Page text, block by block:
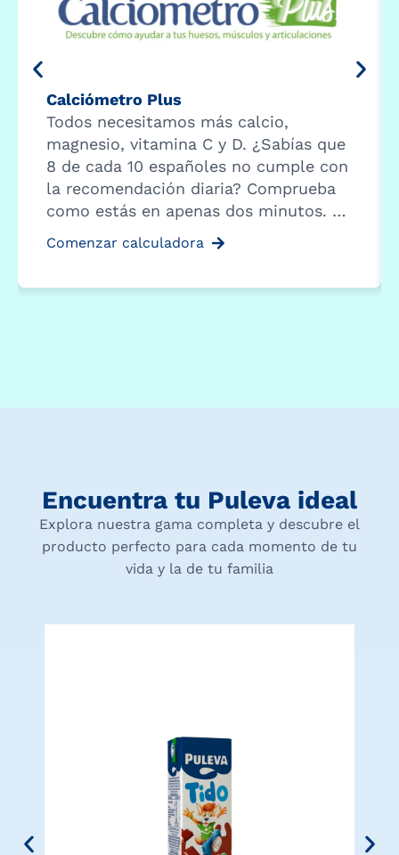
Calciómetro Plus
Todos necesitamos más calcio,
magnesio, vitamina C y D. ¿Sabías que
8 de cada 10 españoles no cumple con
la recomendación diaria? Comprueba
como estás en apenas dos minutos. …
Comenzar calculadora
Encuentra tu Puleva ideal
Explora nuestra gama completa y descubre el
producto perfecto para cada momento de tu
vida y la de tu familia